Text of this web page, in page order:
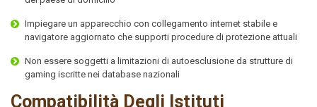
Impiegare un apparecchio con collegamento internet stabile e
navigatore aggiornato che supporti procedure di protezione attuali
Non essere soggetti a limitazioni di autoesclusione da strutture di
gaming iscritte nei database nazionali
Compatibilità Degli Istituti